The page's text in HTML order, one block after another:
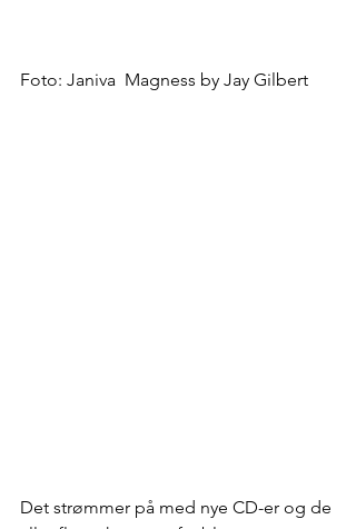
Foto: Janiva  Magness by Jay Gilbert
Det strømmer på med nye CD-er og de